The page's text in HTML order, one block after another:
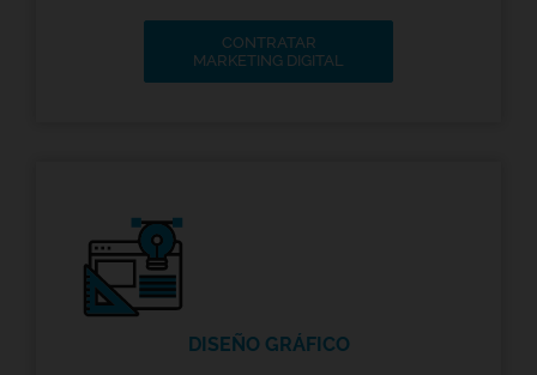
CONTRATAR
MARKETING DIGITAL
DISEÑO GRÁFICO